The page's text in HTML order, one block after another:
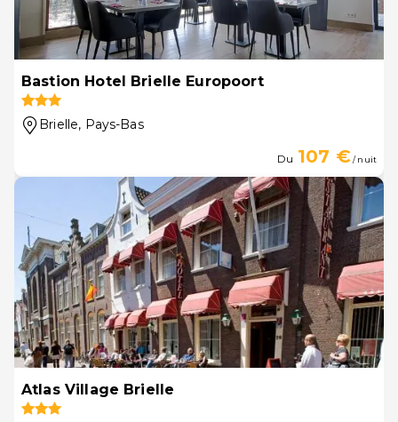
Bastion Hotel Brielle Europoort
Brielle, Pays-Bas
Du 107 €/ nuit
Atlas Village Brielle